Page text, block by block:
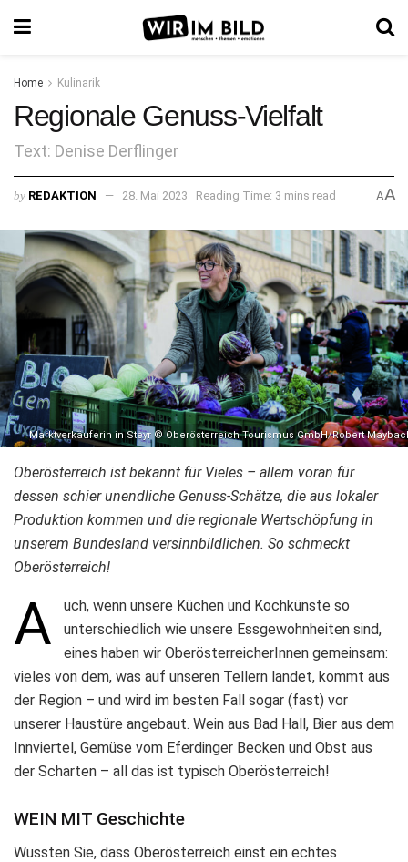
Home Kulinarik
Regionale Genuss-Vielfalt
Text: Denise Derflinger
by REDAKTION 28. Mai 2023 Reading Time: 3 mins read AA
Marktverkäuferin in Steyr © Oberösterreich Tourismus GmbH/Robert
Oberösterreich ist bekannt für Vieles – allem voran für
dessen schier unendliche Genuss-Schätze, die aus lokaler
Produktion kommen und die regionale Wertschöpfung in
unserem Bundesland versinnbildlichen. So schmeckt
Oberösterreich!
A
uch, wenn unsere Küchen und Kochkünste so
unterschiedlich wie unsere Essgewohnheiten sind,
eines haben wir OberösterreicherInnen gemeinsam:
vieles von dem, was auf unseren Tellern landet, kommt aus
der Region – und wird im besten Fall sogar (fast) vor
unserer Haustüre angebaut. Wein aus Bad Hall, Bier aus dem
Innviertel, Gemüse vom Eferdinger Becken und Obst aus
der Scharten – all das ist typisch Oberösterreich!
WEIN MIT Geschichte
Wussten Sie, dass Oberösterreich einst ein echtes